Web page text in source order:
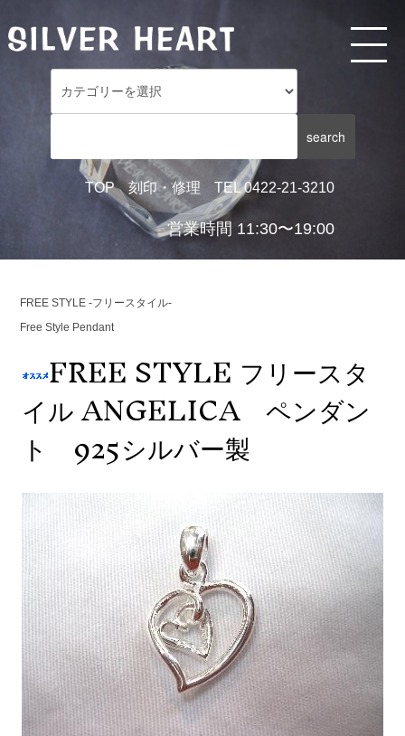
TOP 刻印・修理 TEL 0422-21-3210
営業時間 11:30〜19:00
FREE STYLE -フリースタイル-
Free Style Pendant
FREE STYLE フリースタ
イル ANGELICA ペンダン
ト 925シルバー製